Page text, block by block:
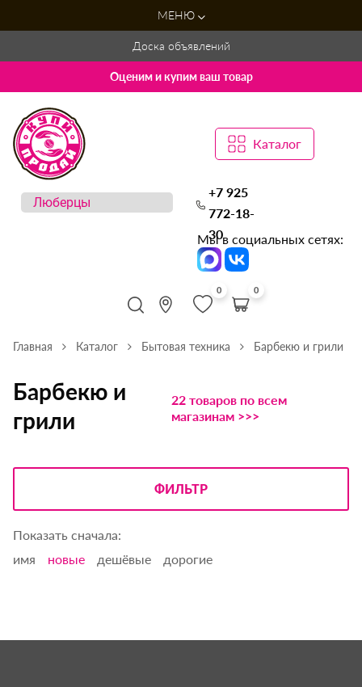
МЕНЮ
Доска объявлений
Оценим и купим ваш товар
Каталог
+7 925
772-18-
30
Мы в социальных сетях:
0 0
Главная Каталог Бытовая техника Барбекю и грили
Барбекю и
грили
22 товаров по всем
магазинам >>>
ФИЛЬТР
Показать сначала:
имя
новые дешёвые дорогие